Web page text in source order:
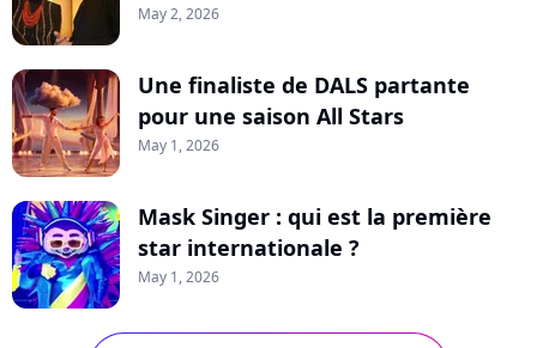
May 2, 2026
Une finaliste de DALS partante
pour une saison All Stars
May 1, 2026
Mask Singer : qui est la première
star internationale ?
May 1, 2026